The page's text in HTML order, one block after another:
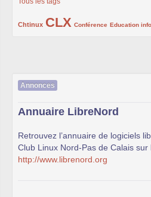
Chtinux
222/1002CLX
1002/1002 Conférence
132/1002 Education
119/1002
168/1002
Annonces
Annuaire LibreNord
Retrouvez l’annuaire de logiciels
Club Linux Nord-Pas de Calais sur
http://www.librenord.org